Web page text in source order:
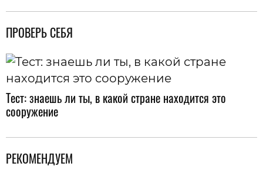
ПРОВЕРЬ СЕБЯ
Тест: знаешь ли ты, в какой стране находится это
сооружение
РЕКОМЕНДУЕМ